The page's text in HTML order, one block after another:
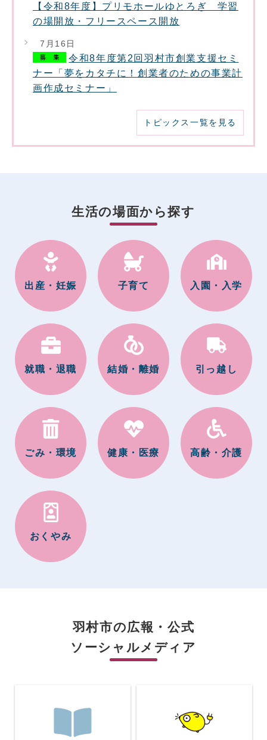
【令和8年度】プリモホールゆとろぎ 学習
の場開放・フリースペース開放
7月16日
令和8年度第2回羽村市創業支援セミ
ナー「夢をカタチに！創業者のための事業計
画作成セミナー」
トピックス一覧を見る
生活の場面から探す
出産・妊娠 子育て 入園・入学
就職・退職 結婚・離婚 引っ越し
ごみ・環境 健康・医療 高齢・介護
おくやみ
羽村市の広報・公式
ソーシャルメディア